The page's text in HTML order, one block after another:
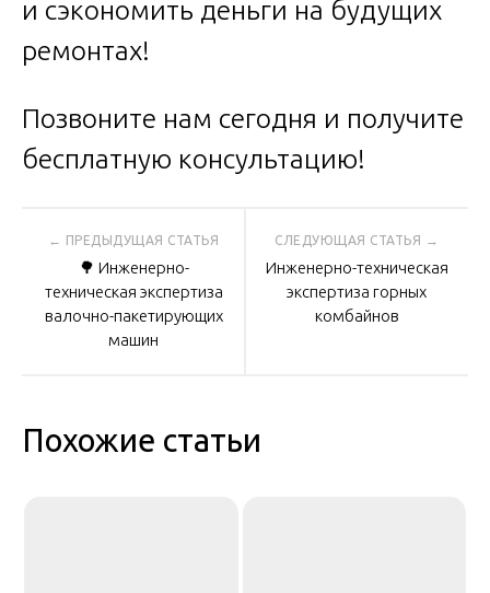
и сэкономить деньги на будущих
ремонтах!
Позвоните нам сегодня и получите
бесплатную консультацию!
Навигация
по
записям
🌳 Инженерно-
техническая экспертиза
валочно-пакетирующих
машин
Инженерно-техническая
экспертиза горных
комбайнов
Похожие статьи